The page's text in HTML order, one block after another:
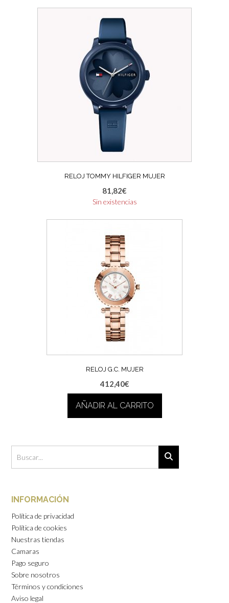
RELOJ TOMMY HILFIGER MUJER
81,82€
Sin existencias
RELOJ G.C. MUJER
412,40€
AÑADIR AL CARRITO
INFORMACIÓN
Política de privacidad
Política de cookies
Nuestras tiendas
Camaras
Pago seguro
Sobre nosotros
Términos y condiciones
Aviso legal